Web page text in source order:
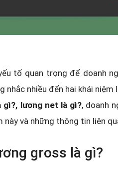
tố quan trọng để doanh
nhắc nhiều đến hai khái
gì?, lương net là gì?, doanh
này và những thông tin liên
gross là gì?